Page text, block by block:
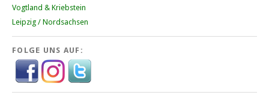
Vogtland & Kriebstein
Leipzig / Nordsachsen
FOLGE UNS AUF: